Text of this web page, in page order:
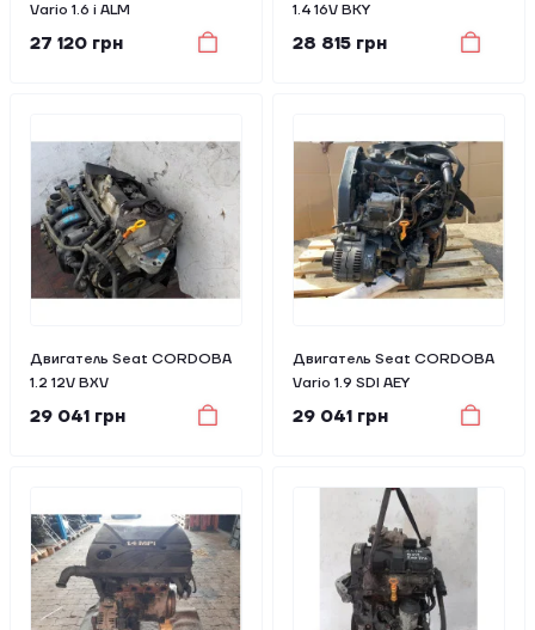
Vario 1.6 i ALM
27 120 грн
1.4 16V BKY
28 815 грн
Двигатель Seat CORDOBA
1.2 12V BXV
29 041 грн
Двигатель Seat CORDOBA
Vario 1.9 SDI AEY
29 041 грн